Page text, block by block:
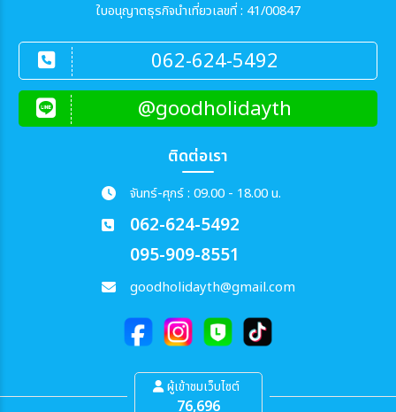
ใบอนุญาตธุรกิจนำเที่ยวเลขที่ : 41/00847
062-624-5492
@goodholidayth
ติดต่อเรา
จันทร์-ศุกร์ : 09.00 - 18.00 น.
062-624-5492
095-909-8551
goodholidayth@gmail.com
ผู้เข้าชมเว็บไซต์
76,696